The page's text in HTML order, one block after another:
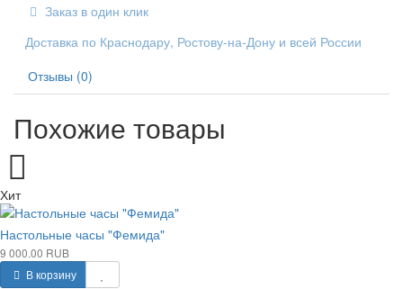
Заказ в один клик
Доставка по Краснодару, Ростову-на-Дону и всей России
Отзывы (0)
Похожие товары
Хит
Настольные часы "Фемида"
9 000.00 RUB
В корзину